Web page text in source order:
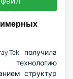
Tek получила
структур